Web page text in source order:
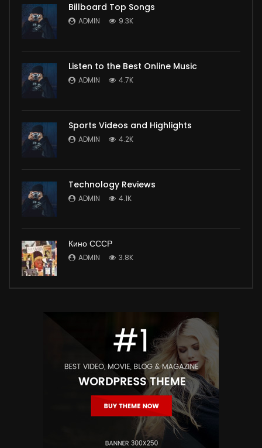
Billboard Top Songs
ADMIN 9.3K
Listen to the Best Online Music
ADMIN 4.7K
Sports Videos and Highlights
ADMIN 4.2K
Technology Reviews
ADMIN 4.1K
Кино СССР
ADMIN 3.8K